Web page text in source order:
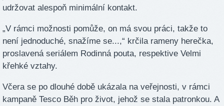
udržovat alespoň minimální kontakt.
„V rámci možnosti pomůže, on má svou práci, takže to
není jednoduché, snažíme se...,“ krčila rameny herečka,
proslavená seriálem Rodinná pouta, respektive Velmi
křehké vztahy.
Včera se po dlouhé době ukázala na veřejnosti, v rámci
kampaně Tesco Běh pro život, jehož se stala patronkou. A